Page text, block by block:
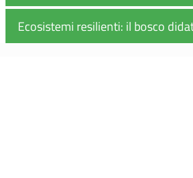
Ecosistemi resilienti: il bosco